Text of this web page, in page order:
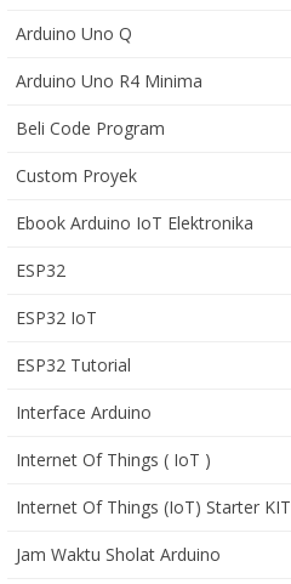
Arduino Uno Q
Arduino Uno R4 Minima
Beli Code Program
Custom Proyek
Ebook Arduino IoT Elektronika
ESP32
ESP32 IoT
ESP32 Tutorial
Interface Arduino
Internet Of Things ( IoT )
Internet Of Things (IoT) Starter KIT
Jam Waktu Sholat Arduino